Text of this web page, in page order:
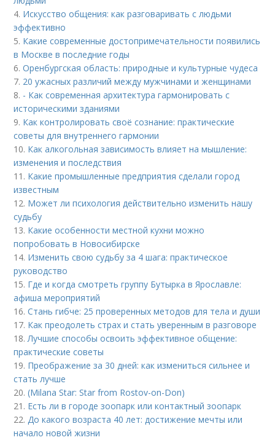
4. Искусство общения: как разговаривать с людьми
эффективно
5. Какие современные достопримечательности появились
в Москве в последние годы
6.Оренбургская область: природные и культурные чудеса
7. 20 ужасных различий между мужчинами и женщинами
8. - Как современная архитектура гармонировать с
историческими зданиями
9. Как контролировать своё сознание: практические
советы для внутреннего гармонии
10. Как алкогольная зависимость влияет на мышление:
изменения и последствия
11. Какие промышленные предприятия сделали город
известным
12. Может ли психология действительно изменить нашу
судьбу
13. Какие особенности местной кухни можно
попробовать в Новосибирске
14. Изменить свою судьбу за 4 шага: практическое
руководство
15. Где и когда смотреть группу Бутырка в Ярославле:
афиша мероприятий
16.Стань гибче: 25 проверенных методов для тела и души
17. Как преодолеть страх и стать уверенным в разговоре
18.Лучшие способы освоить эффективное общение:
практические советы
19. Преображение за 30 дней: как измениться сильнее и
стать лучше
20.(Milana Star: Star from Rostov-on-Don)
21. Есть ли в городе зоопарк или контактный зоопарк
22.До какого возраста 40 лет: достижение мечты или
начало новой жизни